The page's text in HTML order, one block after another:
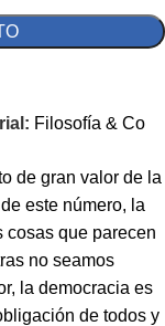
Filosofía & Co
de gran valor de la
este número, la
cosas que parecen
no seamos
la democracia es
de todos y